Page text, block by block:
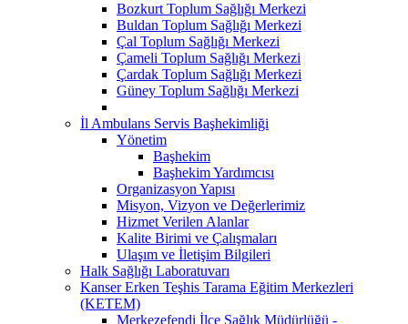
Bozkurt Toplum Sağlığı Merkezi
Buldan Toplum Sağlığı Merkezi
Çal Toplum Sağlığı Merkezi
Çameli Toplum Sağlığı Merkezi
Çardak Toplum Sağlığı Merkezi
Güney Toplum Sağlığı Merkezi
İl Ambulans Servis Başhekimliği
Yönetim
Başhekim
Başhekim Yardımcısı
Organizasyon Yapısı
Misyon, Vizyon ve Değerlerimiz
Hizmet Verilen Alanlar
Kalite Birimi ve Çalışmaları
Ulaşım ve İletişim Bilgileri
Halk Sağlığı Laboratuvarı
Kanser Erken Teşhis Tarama Eğitim Merkezleri
(KETEM)
Merkezefendi İlçe Sağlık Müdürlüğü -